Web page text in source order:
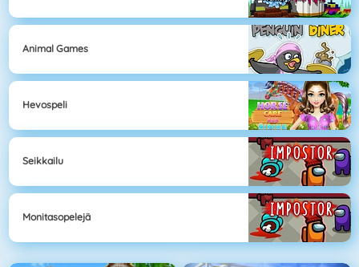
Animal Games
Hevospeli
Seikkailu
Monitasopelejä